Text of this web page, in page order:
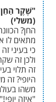
וְהֶבֶל
למשהו
אישית. לכן
זה מוצא חן,
שקר, כי אמת
המתבונן.
משהו
שנראה לי